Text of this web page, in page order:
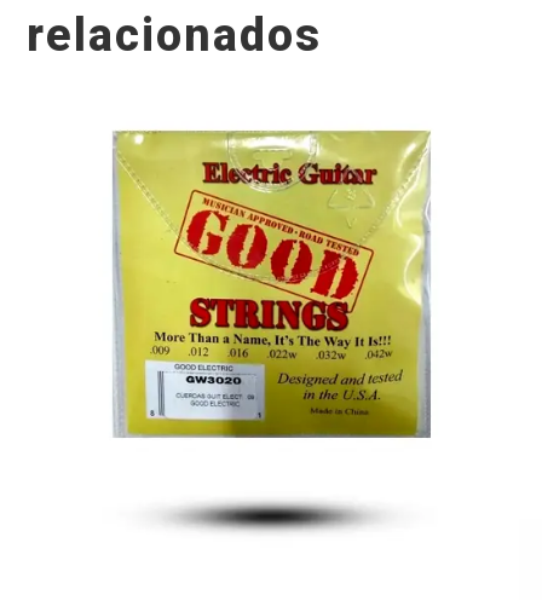
relacionados